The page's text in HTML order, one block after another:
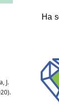
J.